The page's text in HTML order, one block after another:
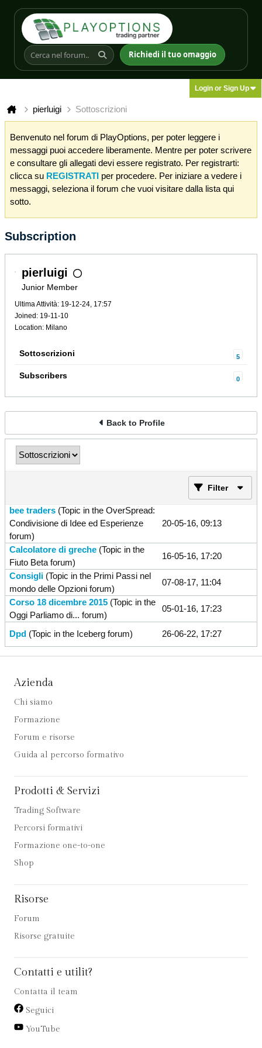
Richiedi il tuo omaggio
Login or Sign Up
pierluigi Sottoscrizioni
Benvenuto nel forum di PlayOptions, per poter leggere i
messaggi puoi accedere liberamente. Mentre per poter scrivere
e consultare gli allegati devi essere registrato. Per registrarti:
clicca su REGISTRATI per procedere. Per iniziare a vedere i
messaggi, seleziona il forum che vuoi visitare dalla lista qui
sotto.
Subscription
pierluigi
Junior Member
Ultima Attività: 19-12-24, 17:57
Joined: 19-11-10
Location: Milano
Sottoscrizioni 5
Subscribers 0
Back to Profile
Filter
bee traders (Topic in the OverSpread:
Condivisione di Idee ed Esperienze
forum)
20-05-16, 09:13
Calcolatore di greche (Topic in the
Fiuto Beta forum)
16-05-16, 17:20
Consigli (Topic in the Primi Passi nel
mondo delle Opzioni forum)
07-08-17, 11:04
Corso 18 dicembre 2015 (Topic in the
Oggi Parliamo di... forum)
05-01-16, 17:23
Dpd (Topic in the Iceberg forum) 26-06-22, 17:27
Azienda
Chi siamo
Formazione
Forum e risorse
Guida al percorso formativo
Prodotti & Servizi
Trading Software
Percorsi formativi
Formazione one-to-one
Shop
Risorse
Forum
Risorse gratuite
Contatti e utilit?
Contatta il team
Seguici
YouTube